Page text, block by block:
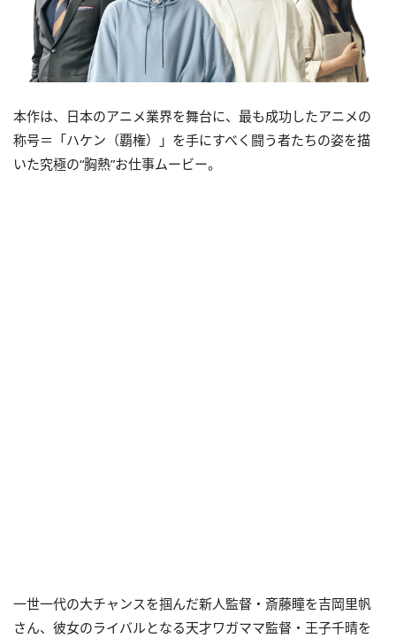
本作は、日本のアニメ業界を舞台に、最も成功したアニメの
称号＝「ハケン（覇権）」を手にすべく闘う者たちの姿を描
いた究極の“胸熱”お仕事ムービー。
一世一代の大チャンスを掴んだ新人監督・斎藤瞳を吉岡里帆
さん、彼女のライバルとなる天才ワガママ監督・王子千晴を